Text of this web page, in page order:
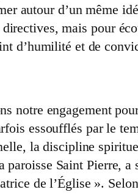
autour d’un même
mais pour
d’humilité et de
notre engagement
essoufflés par le
la discipline
Saint Pierre,
de l’Église ».